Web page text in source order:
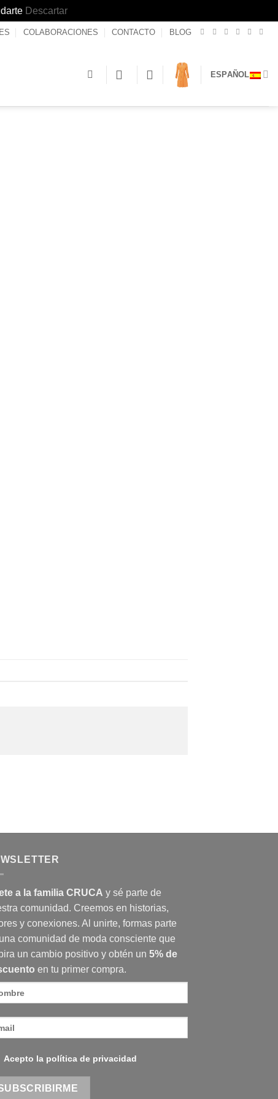
Descartar
COLABORACIONES CONTACTO BLOG
ESPAÑOL
a la familia CRUCA y sé parte de
comunidad. Creemos en historias,
y conexiones. Al unirte, formas parte
comunidad de moda consciente que
un cambio positivo y obtén un 5% de
en tu primer compra.
Acepto la política de privacidad